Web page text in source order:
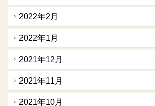
2022年2月
2022年1月
2021年12月
2021年11月
2021年10月